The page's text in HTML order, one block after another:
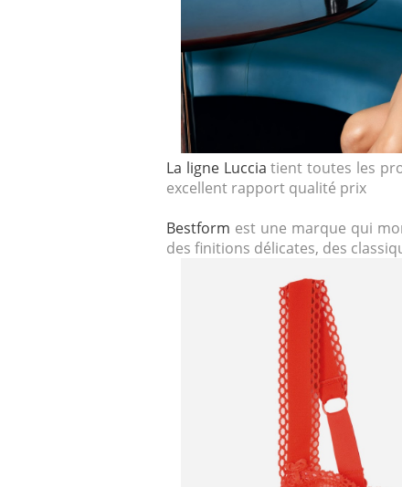
La ligne Luccia tient toutes les
excellent rapport qualité prix
Bestform est une marque qui
des finitions délicates, des